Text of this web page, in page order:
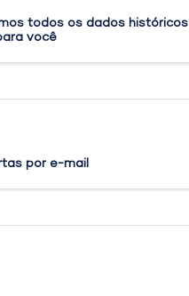
todos os dados históricos
você
por e-mail